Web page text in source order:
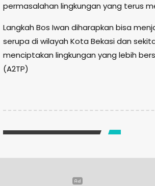
permasalahan lingkungan yang terus
Langkah Bos Iwan diharapkan bisa
serupa di wilayah Kota Bekasi dan
menciptakan lingkungan yang lebih
(A2TP)